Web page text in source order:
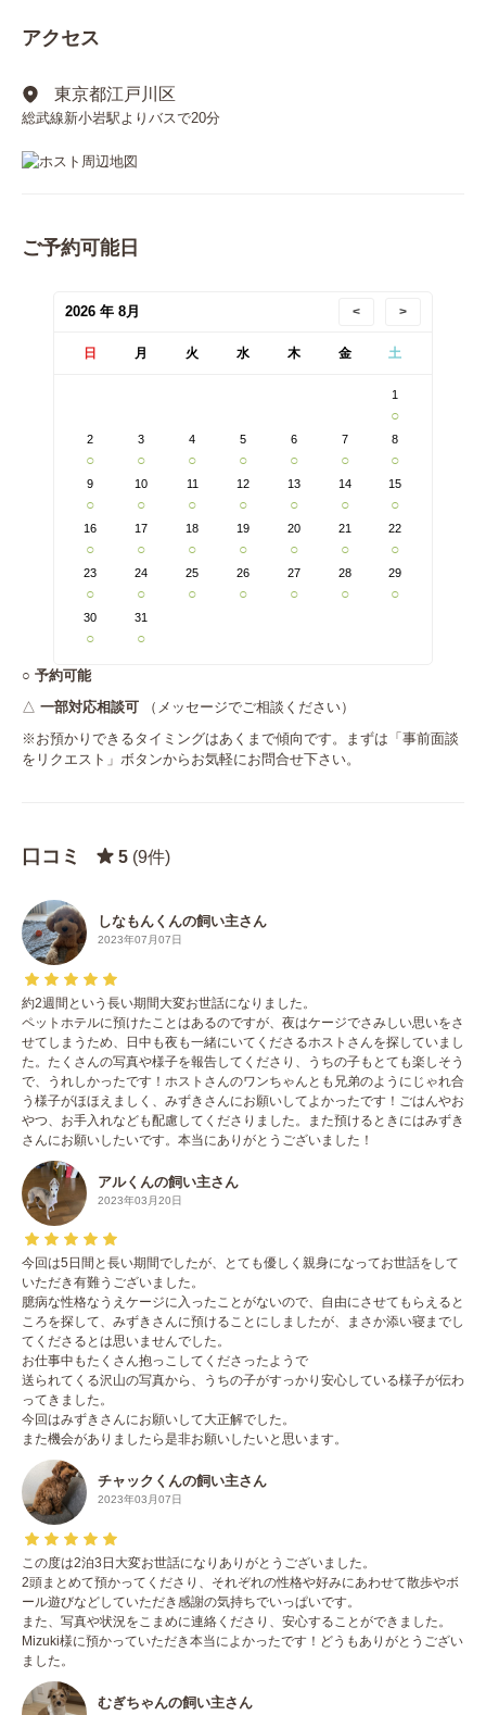
アクセス
東京都江戸川区
総武線新小岩駅よりバスで20分
ご予約可能日
2026 年 8月 < >
日 月 火 水 木 金 土
1
○
2
○
3
○
4
○
5
○
6
○
7
○
8
○
9
○
10
○
11
○
12
○
13
○
14
○
15
○
16
○
17
○
18
○
19
○
20
○
21
○
22
○
23
○
24
○
25
○
26
○
27
○
28
○
29
○
30
○
31
○
○ 予約可能
△ 一部対応相談可
（メッセージでご相談ください）
※お預かりできるタイミングはあくまで傾向です。まずは「事前面談
をリクエスト」ボタンからお気軽にお問合せ下さい。
口コミ 5 (9件)
しなもんくんの飼い主さん
2023年07月07日
約2週間という長い期間大変お世話になりました。
ペットホテルに預けたことはあるのですが、夜はケージでさみしい思いをさ
せてしまうため、日中も夜も一緒にいてくださるホストさんを探していまし
た。たくさんの写真や様子を報告してくださり、うちの子もとても楽しそう
で、うれしかったです！ホストさんのワンちゃんとも兄弟のようにじゃれ合
う様子がほほえましく、みずきさんにお願いしてよかったです！ごはんやお
やつ、お手入れなども配慮してくださりました。また預けるときにはみずき
さんにお願いしたいです。本当にありがとうございました！
アルくんの飼い主さん
2023年03月20日
今回は5日間と長い期間でしたが、とても優しく親身になってお世話をして
いただき有難うございました。
臆病な性格なうえケージに入ったことがないので、自由にさせてもらえると
ころを探して、みずきさんに預けることにしましたが、まさか添い寝までし
てくださるとは思いませんでした。
お仕事中もたくさん抱っこしてくださったようで
送られてくる沢山の写真から、うちの子がすっかり安心している様子が伝わ
ってきました。
今回はみずきさんにお願いして大正解でした。
また機会がありましたら是非お願いしたいと思います。
チャックくんの飼い主さん
2023年03月07日
この度は2泊3日大変お世話になりありがとうございました。
2頭まとめて預かってくださり、それぞれの性格や好みにあわせて散歩やボ
ール遊びなどしていただき感謝の気持ちでいっぱいです。
また、写真や状況をこまめに連絡くださり、安心することができました。
Mizuki様に預かっていただき本当によかったです！どうもありがとうござい
ました。
むぎちゃんの飼い主さん